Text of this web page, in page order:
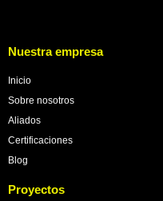
Nuestra empresa
Inicio
Sobre nosotros
Aliados
Certificaciones
Blog
Proyectos